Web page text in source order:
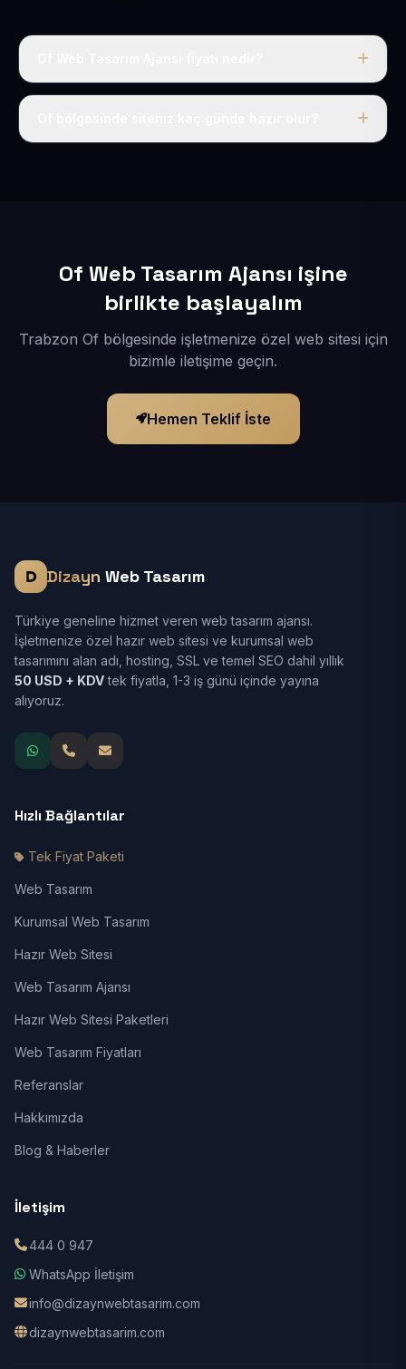
Tek fiyat uygulanır: yıllık 50 USD + KDV. Bu bedele alan
Of Web Tasarım Ajansı işine
birlikte başlayalım
Trabzon Of bölgesinde işletmenize özel web sitesi için
bizimle iletişime geçin.
Hemen Teklif İste
Dizayn Web Tasarım
Türkiye geneline hizmet veren web tasarım ajansı.
İşletmenize özel hazır web sitesi ve kurumsal web
tasarımını alan adı, hosting, SSL ve temel SEO dahil yıllık
50 USD + KDVtek fiyatla, 1-3 iş günü içinde yayına
alıyoruz.
Hızlı Bağlantılar
Tek Fiyat Paketi
Web Tasarım
Kurumsal Web Tasarım
Hazır Web Sitesi
Web Tasarım Ajansı
Hazır Web Sitesi Paketleri
Web Tasarım Fiyatları
Referanslar
Hakkımızda
Blog & Haberler
İletişim
444 0 947
WhatsApp İletişim
info@dizaynwebtasarim.com
dizaynwebtasarim.com